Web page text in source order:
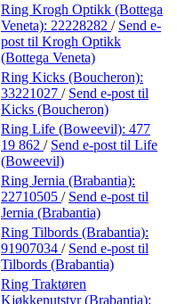
Ring Krogh Optikk (Bottega
Veneta): 22228282 / Send e-
post til Krogh Optikk
(Bottega Veneta)
Ring Kicks (Boucheron):
33221027 / Send e-post til
Kicks (Boucheron)
Ring Life (Boweevil): 477
19 862 / Send e-post til Life
(Boweevil)
Ring Jernia (Brabantia):
22710505 / Send e-post til
Jernia (Brabantia)
Ring Tilbords (Brabantia):
91907034 / Send e-post til
Tilbords (Brabantia)
Ring Traktøren
Kjøkkenutstyr (Brabantia):